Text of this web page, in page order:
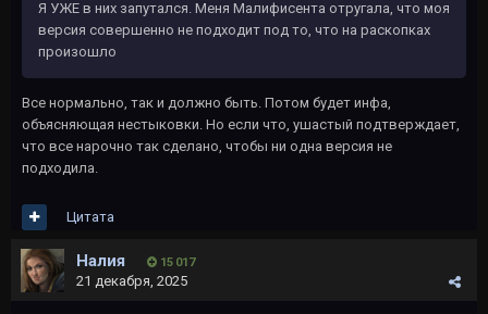
Я УЖЕ в них запутался. Меня Малифисента отругала, что моя
версия совершенно не подходит под то, что на раскопках
произошло
Все нормально, так и должно быть. Потом будет инфа,
объясняющая нестыковки. Но если что, ушастый подтверждает,
что все нарочно так сделано, чтобы ни одна версия не
подходила.
Цитата
Налия 15 017
21 декабря, 2025